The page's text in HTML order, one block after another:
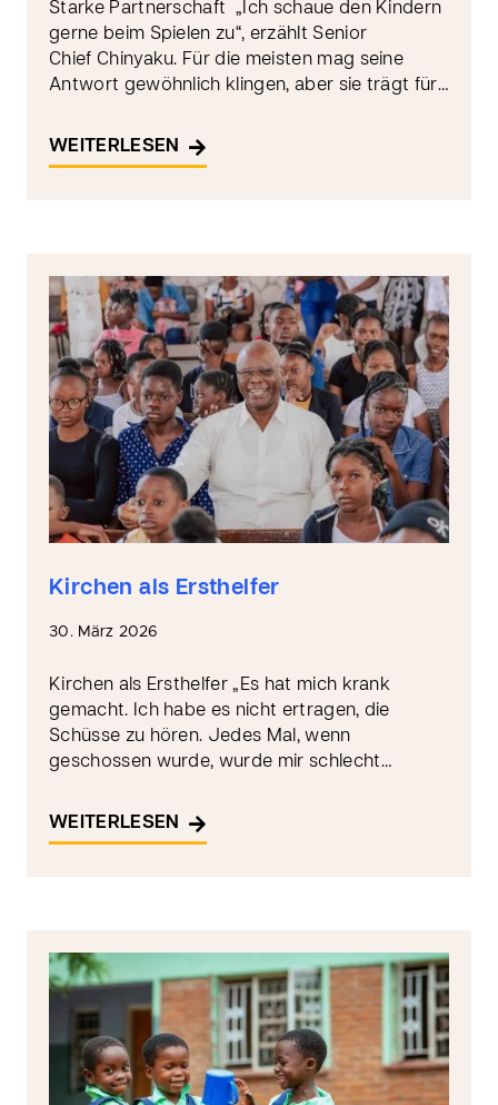
Starke Partnerschaft „Ich schaue den Kindern
gerne beim Spielen zu“, erzählt Senior
Chief Chinyaku. Für die meisten mag seine
Antwort gewöhnlich klingen, aber sie trägt für…
WEITERLESEN
Kirchen als Ersthelfer
30. März 2026
Kirchen als Ersthelfer „Es hat mich krank
gemacht. Ich habe es nicht ertragen, die
Schüsse zu hören. Jedes Mal, wenn
geschossen wurde, wurde mir schlecht…
WEITERLESEN